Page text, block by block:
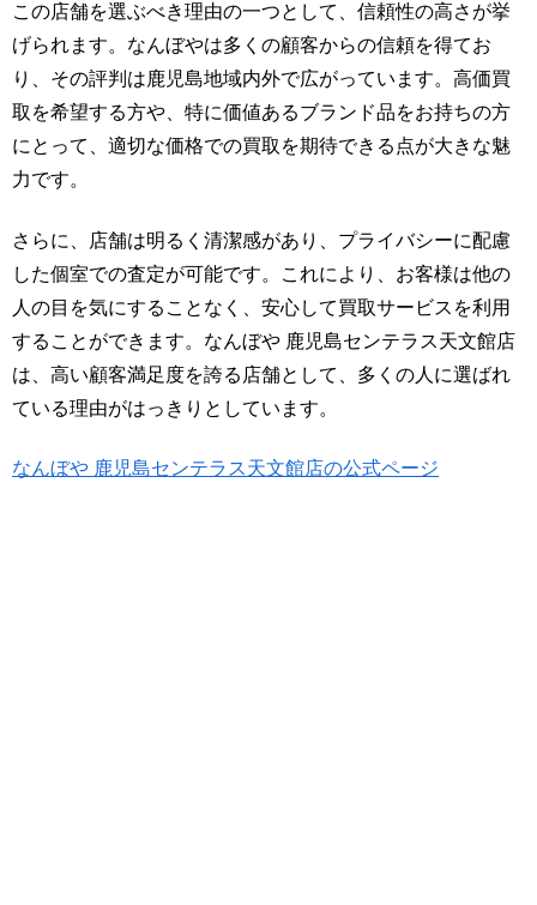
この店舗を選ぶべき理由の一つとして、信頼性の高さが挙
げられます。なんぼやは多くの顧客からの信頼を得てお
り、その評判は鹿児島地域内外で広がっています。高価買
取を希望する方や、特に価値あるブランド品をお持ちの方
にとって、適切な価格での買取を期待できる点が大きな魅
力です。
さらに、店舗は明るく清潔感があり、プライバシーに配慮
した個室での査定が可能です。これにより、お客様は他の
人の目を気にすることなく、安心して買取サービスを利用
することができます。なんぼや 鹿児島センテラス天文館店
は、高い顧客満足度を誇る店舗として、多くの人に選ばれ
ている理由がはっきりとしています。
なんぼや 鹿児島センテラス天文館店の公式ページ